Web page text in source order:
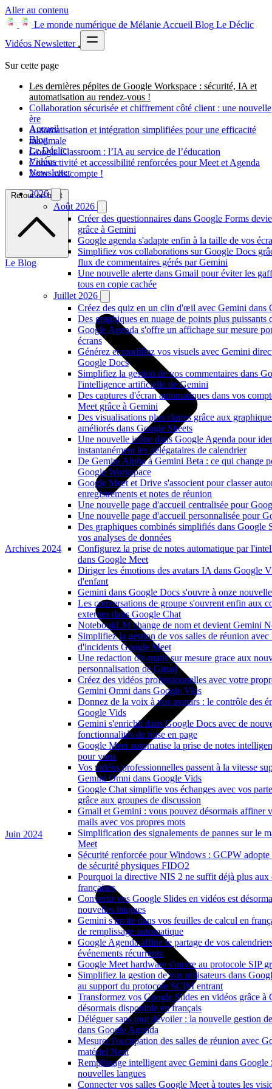
Aller au contenu
Le monde numérique de Mélanie Accueil Blog Le Déclic
Vidéos Newsletter
Accueil
Blog
Le Déclic
Vidéos
Newsletter
2026
Août 2026
Créer des questionnaires dans Google Forms
grâce à Gemini
Google agenda s'adapte enfin à la taille de vos
Simplifiez vos collaborations sur Google Docs
flux de commentaires gérés par Gemini
Une nouvelle alerte dans Gmail pour éviter les
tous en copie cachée
Juillet 2026
Créez des quiz en un clin d'œil avec Gemini dans
Des graphiques en nuage de points plus puissants
Google Agenda s'offre un affichage sur mesure
écrans
Générez et modifiez vos visuels avec Gemini
Google Docs
Simplifiez la gestion de vos commentaires dans
l'intelligence artificielle de Gemini
Des captures d'écran automatiques dans vos
Meet grâce à Gemini
Des visualisations plus claires grâce aux
améliorés dans Google Sheets
Une nouvelle icône dans Google Agenda pour
instantanément les délégataires de calendrier
De Gemini Alpha à Gemini Beta : ce qui change
Google Workspace
Google Meet et Drive s'associent pour classer
enregistrements et notes de réunion
Une nouvelle page d'accueil centralisée pour
Une nouvelle page d'accueil personnalisée pour
Des graphiques combinés simplifiés dans Google
vos analyses de données
Configurez la prise de notes automatique par
dans Google Meet
Diriger les émotions des avatars IA dans Google
d'enfant
Gemini dans Google Docs s'ouvre à onze
Les conversations de groupe s'ouvrent enfin aux
externes dans Google Chat
NotebookLM change de nom et devient Gemini
Simplifiez la gestion de vos salles de réunion avec
d'incidents Google Meet
Une redaction d'e-mails sur mesure grace aux
personnalisation de Gmail
Créez des vidéos professionnelles avec votre
Gemini Omni dans Google Vids
Donnez de la voix à vos avatars : le contrôle des
Google Vids
Gemini s'enrichit dans Google Docs avec de
fonctionnalités de mise en page
Google Meet automatise la prise de notes
pour vous
Vos vidéos professionnelles passent à la vitesse
Gemini Omni dans Google Vids
Google Chat simplifie vos échanges avec vos
grâce aux groupes de discussion
Gmail et Gemini : vous pouvez désormais affiner
mails avec vos propres mots
Simplification des signalements de pannes sur le
Meet
Sécurité renforcée pour Windows : GCPW adopte
de sécurité physiques FIDO2
Pourquoi la directive NIS 2 ne suffit déjà plus aux
françaises
Convertir vos Google Slides en vidéos est
nouvelles langues
Gemini s'invite dans vos feuilles de calcul en
de remplissage automatique
Google Agenda affine le partage de vos
événements récurrents
Google Meet hardware s'ouvre au protocole SIP
Simplifiez la gestion de vos utilisateurs dans
au support du protocole SCIM entrant
Transformez vos Google Slides en vidéos grâce à
désormais disponible en français
Déléguer sans tout dévoiler : la nouvelle gestion
dans Google Agenda
Mesurer l'occupation des salles de réunion avec
matériel Neat
Remplissage intelligent avec Gemini dans Google
nouvelles langues
Connecter vos salles Google Meet à toutes les
Sur cette page
Les dernières pépites de Google Workspace : sécurité, IA et
automatisation au rendez-vous !
Collaboration sécurisée et chiffrement côté client : une nouvelle
ère
Automatisation et intégration simplifiées pour une efficacité
maximale
Google Classroom : l’IA au service de l’éducation
Connectivité et accessibilité renforcées pour Meet et Agenda
Votre avis compte !
Retour en haut
Le Blog
Archives 2024
Juin 2024